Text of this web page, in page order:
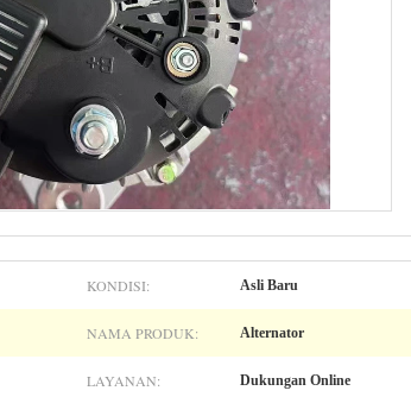
KONDISI: Asli Baru
NAMA PRODUK: Alternator
LAYANAN: Dukungan Online